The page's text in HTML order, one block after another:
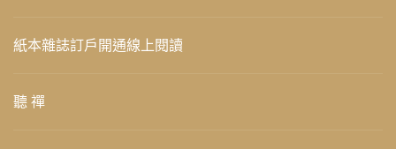
紙本雜誌訂戶開通線上閱讀
聽 禪